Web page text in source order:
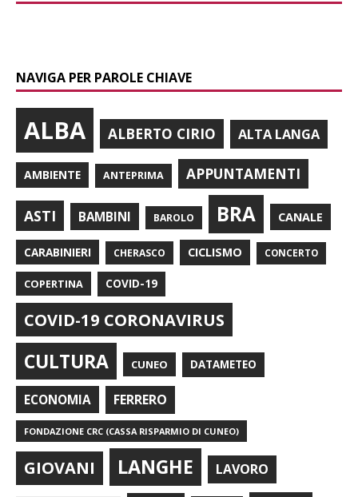
NAVIGA PER PAROLE CHIAVE
ALBA ALBERTO CIRIO ALTA LANGA
AMBIENTE ANTEPRIMA APPUNTAMENTI
ASTI BAMBINI BAROLO BRA CANALE
CARABINIERI CHERASCO CICLISMO CONCERTO
COPERTINA COVID-19
COVID-19 CORONAVIRUS
CULTURA CUNEO DATAMETEO
ECONOMIA FERRERO
FONDAZIONE CRC (CASSA RISPARMIO DI CUNEO)
GIOVANI LANGHE LAVORO